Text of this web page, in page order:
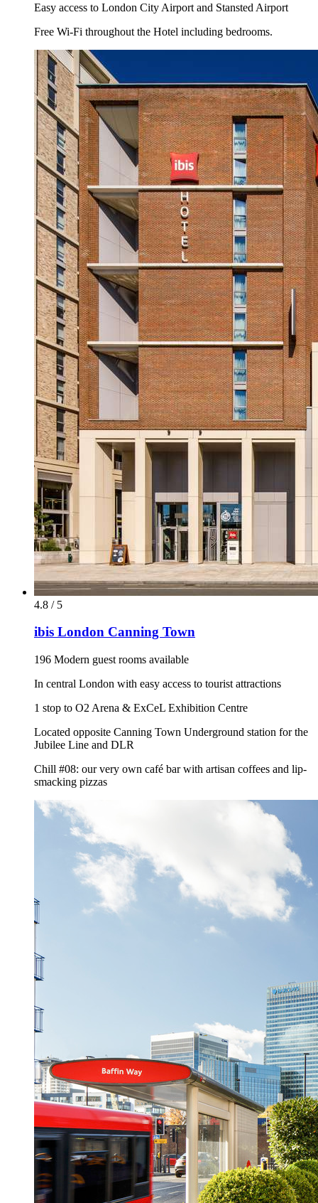
Easy access to London City Airport and Stansted Airport
Free Wi-Fi throughout the Hotel including bedrooms.
4.8 / 5
ibis London Canning Town
196 Modern guest rooms available
In central London with easy access to tourist attractions
1 stop to O2 Arena & ExCeL Exhibition Centre
Located opposite Canning Town Underground station for the
Jubilee Line and DLR
Chill #08: our very own café bar with artisan coffees and lip-
smacking pizzas